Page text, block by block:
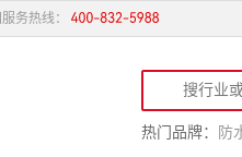
务热线：
热门品牌： 防